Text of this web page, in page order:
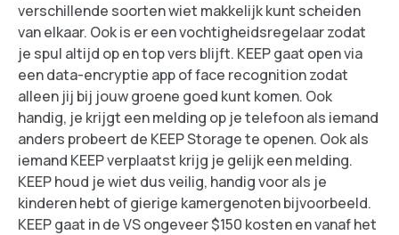
verschillende soorten wiet makkelijk kunt scheiden
van elkaar. Ook is er een vochtigheidsregelaar zodat
je spul altijd op en top vers blijft. KEEP gaat open via
een data-encryptie app of face recognition zodat
alleen jij bij jouw groene goed kunt komen. Ook
handig, je krijgt een melding op je telefoon als iemand
anders probeert de KEEP Storage te openen. Ook als
iemand KEEP verplaatst krijg je gelijk een melding.
KEEP houd je wiet dus veilig, handig voor als je
kinderen hebt of gierige kamergenoten bijvoorbeeld.
KEEP gaat in de VS ongeveer $150 kosten en vanaf het